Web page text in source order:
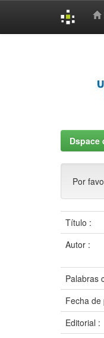
Dspace
Por
Título :
Autor :
Palabras
Fecha de
Editorial :